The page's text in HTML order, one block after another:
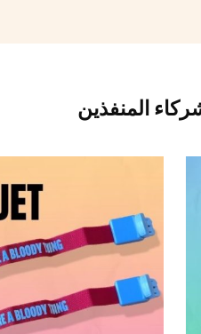
المنفذين